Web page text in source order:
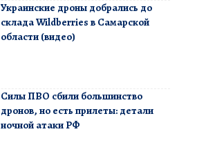
Украинские дроны добрались до
склада Wildberries в Самарской
области (видео)
Силы ПВО сбили большинство
дронов, но есть прилеты: детали
ночной атаки РФ